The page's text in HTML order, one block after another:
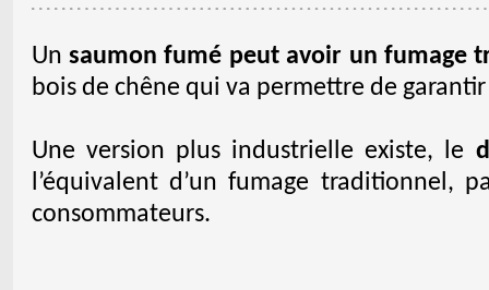
Un saumon fumé peut avoir un fumage
bois de chêne qui va permettre de
Une version plus industrielle existe, le
l’équivalent d’un fumage traditionnel,
consommateurs.